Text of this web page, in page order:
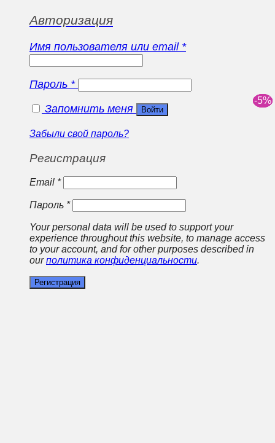
Авторизация
Имя пользователя или email *
Пароль *
Запомнить меня
Войти
Забыли свой пароль?
Регистрация
Email *
Пароль *
Your personal data will be used to support your
experience throughout this website, to manage access
to your account, and for other purposes described in
ourполитика конфиденциальности.
Регистрация